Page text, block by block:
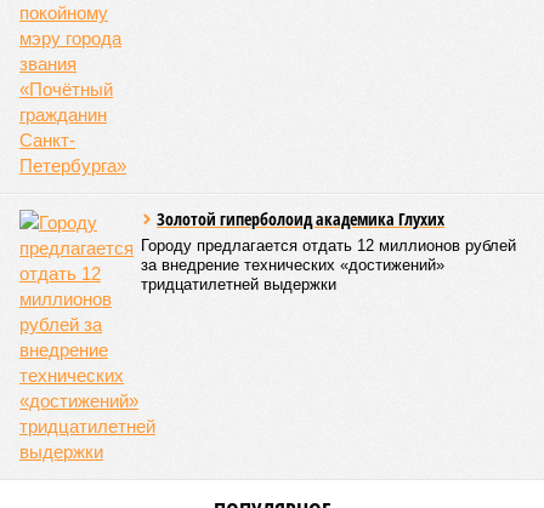
больше, чем годом ранее.
Лидером по зачислению по отдельной квоте вновь стал
Политех, где эти студенты заняли около 10% от общего
числа бюджетных мест, причем 132 человека поступили
без экзаменов. В СПбГУ по квоте зачислено 339 человек,
из них 164 без вступительных испытаний. Для сравнения,
по олимпиадам было зачислено 292 человека, а по особой
квоте для сирот и инвалидов – чуть более сотни.
Стоит отметить,что отдельная квота показала низкую
востребованность в творческих вузах и филиалах
столичных университетов. Обращает на себя внимание и
тот факт, что большинство поступивших по данной квоте
продемонстрировали достойные результаты на ЕГЭ, и
многие из них имели шансы на поступление по общему
конкурсу на менее популярные программы. В списках были
и студенты с высокими баллами, поступившие в
различные университеты.